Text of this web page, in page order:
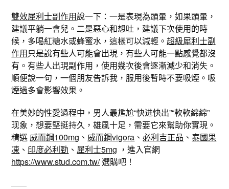
雙效犀利士副作用說一下：一是表現為頭暈，如果頭暈，
建議平躺一會兒。二是惡心和想吐，建議下次使用的時
候，多喝紅糖水或蜂蜜水，這樣可以減輕。超級犀利士副
作用只是說有些人可能會出現，有些人可能一點感覺都沒
有。有些人出現副作用，使用幾次後會逐漸減少和消失。
順便說一句，一個朋友告訴我，服用後暫時不要吸煙。吸
煙過多會影響效果。
在美妙的性愛過程中，男人最尷尬“快进快出”“軟軟綿綿”
现象，想要堅挺持久，雄風十足，需要它來幫助你實現。
精選 威而鋼100mg 、 威而鋼vigora 、必利吉正品 、泰國果
凍 、 印度必利勁 、 犀利士5mg ，進入官網
https://www.stud.com.tw/選購吧！